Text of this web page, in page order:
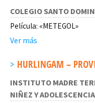
COLEGIO SANTO
Película: «METEGOL»
Ver más
HURLINGAM –
INSTITUTO MADRE
NIÑEZ Y